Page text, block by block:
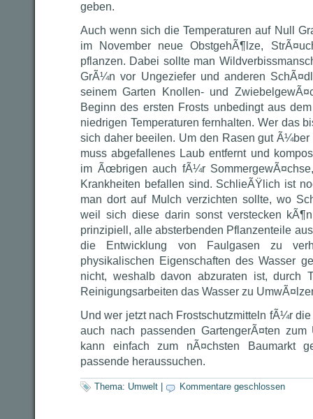
geben.
Auch wenn sich die Temperaturen auf Null
im November neue ObstgehÃ¶lze,
pflanzen. Dabei sollte man
GrÃ¼n vor Ungeziefer und anderen
seinem Garten Knollen- und
Beginn des ersten Frosts unbedingt aus
niedrigen Temperaturen fernhalten. Wer das
sich daher beeilen. Um den Rasen gut Ã¼ber
muss abgefallenes Laub entfernt und
im Ãœbrigen auch fÃ¼r
Krankheiten befallen sind. SchlieÃŸlich ist
man dort auf Mulch verzichten sollte, wo
weil sich diese darin sonst verstecken
prinzipiell, alle absterbenden Pflanzenteile
die Entwicklung von Faulgasen zu
physikalischen Eigenschaften des Wasser
nicht, weshalb davon abzuraten ist, durch
Reinigungsarbeiten das Wasser zu
Und wer jetzt nach Frostschutzmitteln fÃ¼r
auch nach passenden GartengerÃ¤ten
kann einfach zum nÃ¤chsten Baumarkt
passende heraussuchen.
Thema: Umwelt Kommentare geschlossen